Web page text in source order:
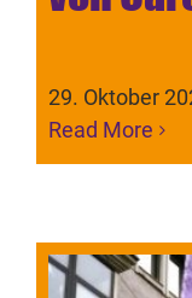
29. Oktober
Read More